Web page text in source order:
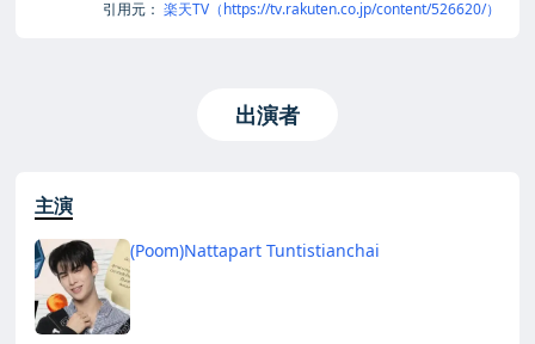
引用元： 楽天TV（https://tv.rakuten.co.jp/content/526620/）
出演者
主演
(Poom)Nattapart Tuntistianchai